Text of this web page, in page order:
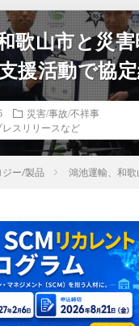
歌山市と災
援活動で協
災害/事故/不祥事
レスリリースなど
ジー/製品 鴻池運輸、和